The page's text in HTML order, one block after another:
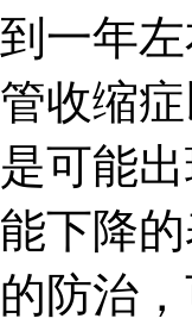
到一年
管收缩
是可能
能下降
的防治